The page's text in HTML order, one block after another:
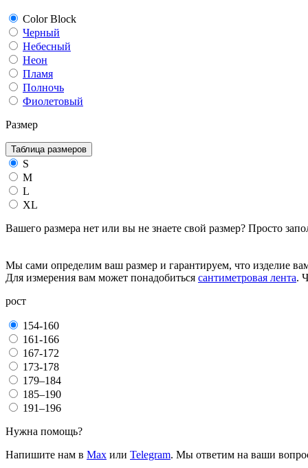
Color Block
Черный
Небесный
Неон
Пламя
Полночь
Фиолетовый
Размер
Таблица размеров
S
M
L
XL
Вашего размера нет или вы не знаете свой размер? Просто
Мы сами определим ваш размер и гарантируем, что изделие
Для измерения вам может понадобиться сантиметровая лента.
рост
154-160
161-166
167-172
173-178
179–184
185–190
191–196
Нужна помощь?
Напишите нам в Max или Telegram. Мы ответим на ваши